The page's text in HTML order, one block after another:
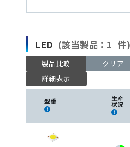
LED (該当製品：1 件)
製品比較
クリア
詳細表示
型番 生産
状況